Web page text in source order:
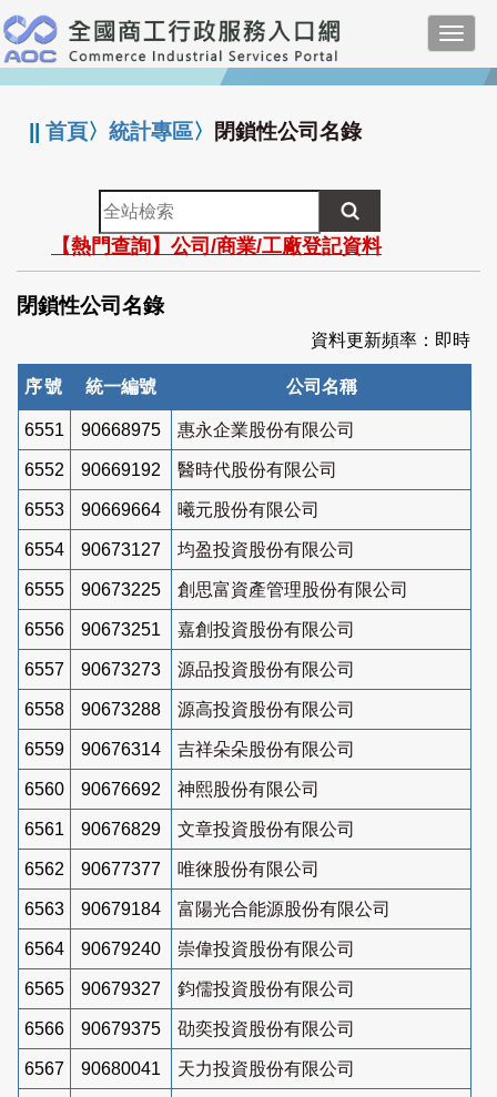
跳
到
主
要
:::
||首頁〉統計專區〉 閉鎖性公司名錄
全
站
檢
索
【熱門查詢】公司/商業/工廠登記資料
閉鎖性公司名錄
資料更新頻率：即時
序號 統一編號 公司名稱
6551 90668975 惠永企業股份有限公司
6552 90669192 醫時代股份有限公司
6553 90669664 曦元股份有限公司
6554 90673127 均盈投資股份有限公司
6555 90673225 創思富資產管理股份有限公司
6556 90673251 嘉創投資股份有限公司
6557 90673273 源品投資股份有限公司
6558 90673288 源高投資股份有限公司
6559 90676314 吉祥朵朵股份有限公司
6560 90676692 神熙股份有限公司
6561 90676829 文章投資股份有限公司
6562 90677377 唯徠股份有限公司
6563 90679184 富陽光合能源股份有限公司
6564 90679240 崇偉投資股份有限公司
6565 90679327 鈞儒投資股份有限公司
6566 90679375 劭奕投資股份有限公司
6567 90680041 天力投資股份有限公司